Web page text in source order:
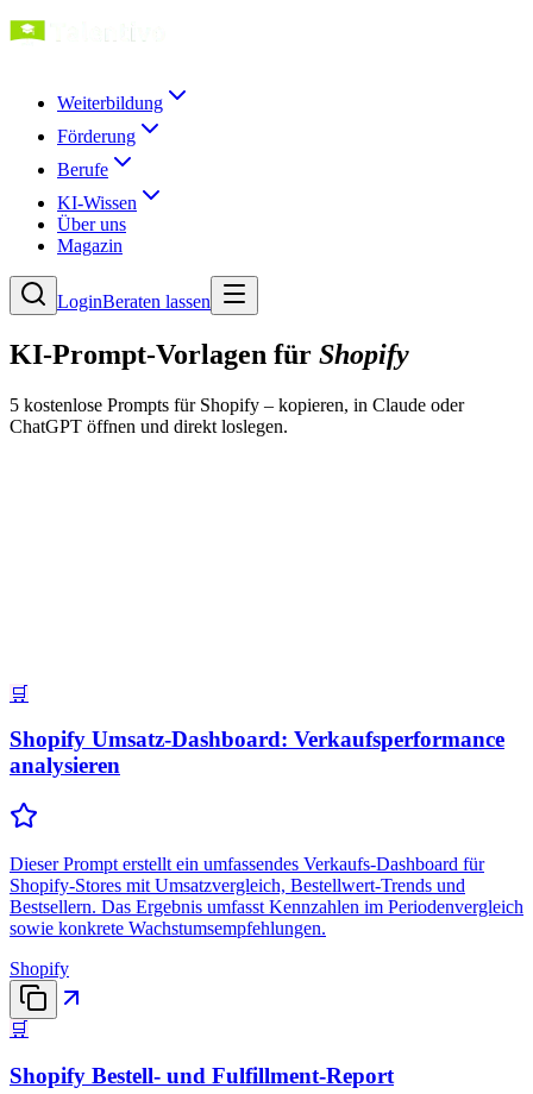
Weiterbildung
Förderung
Berufe
KI-Wissen
Über uns
Magazin
LoginBeraten lassen
KI-Prompt-Vorlagen für Shopify
5 kostenlose Prompts für Shopify – kopieren, in Claude oder
ChatGPT öffnen und direkt loslegen.
🛒
Shopify Umsatz-Dashboard: Verkaufsperformance
analysieren
Dieser Prompt erstellt ein umfassendes Verkaufs-Dashboard für
Shopify-Stores mit Umsatzvergleich, Bestellwert-Trends und
Bestsellern. Das Ergebnis umfasst Kennzahlen im Periodenvergleich
sowie konkrete Wachstumsempfehlungen.
Shopify
🛒
Shopify Bestell- und Fulfillment-Report